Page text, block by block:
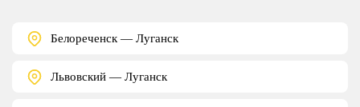
Белореченск — Луганск
Львовский — Луганск